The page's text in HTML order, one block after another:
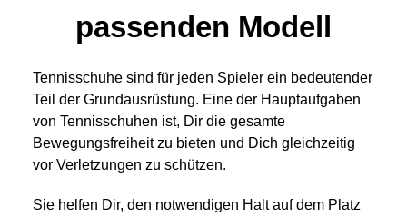
passenden Modell
Tennisschuhe sind für jeden Spieler ein bedeutender
Teil der Grundausrüstung. Eine der Hauptaufgaben
von Tennisschuhen ist, Dir die gesamte
Bewegungsfreiheit zu bieten und Dich gleichzeitig
vor Verletzungen zu schützen.
Sie helfen Dir, den notwendigen Halt auf dem Platz